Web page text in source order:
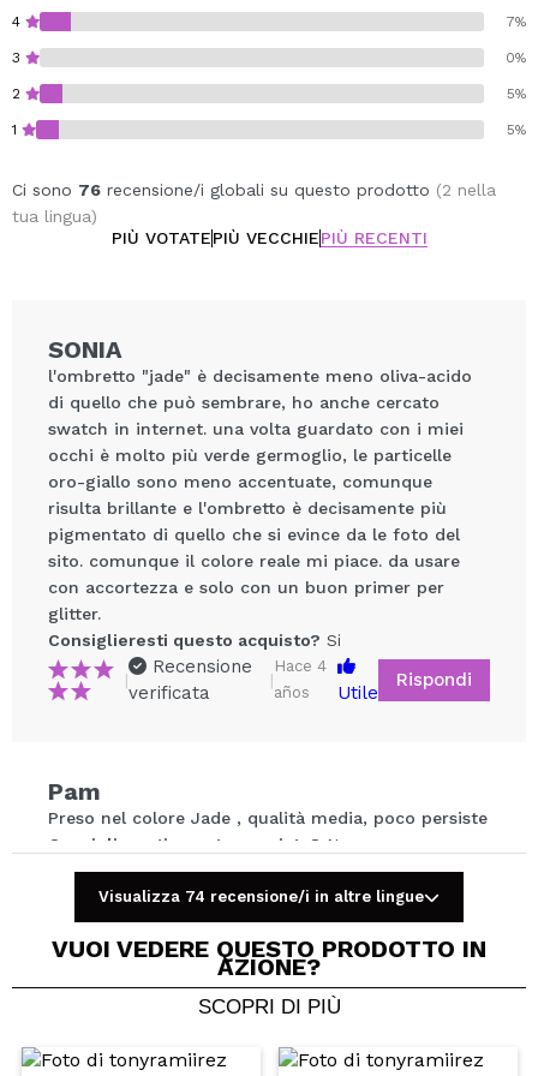
Cruelty free.
Vegan.
4 7%
3 0%
2 5%
1 5%
Ci sono 76 recensione/i globali su questo prodotto (2 nella
tua lingua)
PIÙ VOTATEPIÙ VECCHIEPIÙ RECENTI
Condividi un video o una foto
Il tuo video potrebbe essere il primo. Immaginalo...
Consiglieresti questo acquisto? Si No
SONIA
l'ombretto "jade" è decisamente meno oliva-acido
di quello che può sembrare, ho anche cercato
swatch in internet. una volta guardato con i miei
occhi è molto più verde germoglio, le particelle
oro-giallo sono meno accentuate, comunque
risulta brillante e l'ombretto è decisamente più
pigmentato di quello che si evince da le foto del
sito. comunque il colore reale mi piace. da usare
con accortezza e solo con un buon primer per
glitter.
Consiglieresti questo acquisto? Si
|
Recensione
verificata
|
Hace 4
años
Utile
Rispondi
Pam
Preso nel colore Jade , qualità media, poco persiste
Consiglieresti questo acquisto? No
Recensione
verificata
Hace 5
años
Utile
Visualizza 74 recensione/i in altre lingue
VUOI VEDERE QUESTO PRODOTTO IN
AZIONE?
SCOPRI DI PIÙ